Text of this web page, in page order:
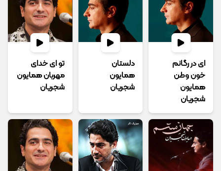
ای در رگانم
خون وطن
همایون
شجریان
دلستان
همایون
شجریان
ﺗﻮ ای ﺧﺪای
ﻣﻬﺮﺑﺎن همایون
شجریان